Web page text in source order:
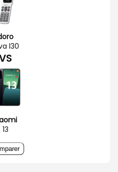
l30
13